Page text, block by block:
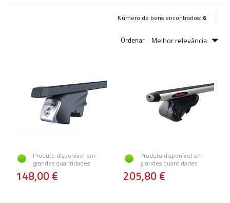
Número de bens encontrados: 6
Ordenar Melhor relevância
Produto disponível em
grandes quantidades
148,00 €
Produto disponível em
grandes quantidades
205,80 €